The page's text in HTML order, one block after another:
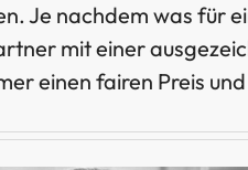
Je nachdem was für
mit einer
einen fairen Preis